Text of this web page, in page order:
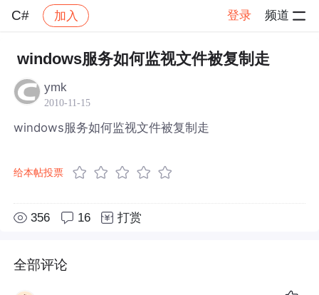
C# 加入 登录 频道
社区 帖子详情
windows服务如何监视文件被复制走
ymk
2010-11-15
windows服务如何监视文件被复制走
给本帖投票
356 16 打赏
全部评论